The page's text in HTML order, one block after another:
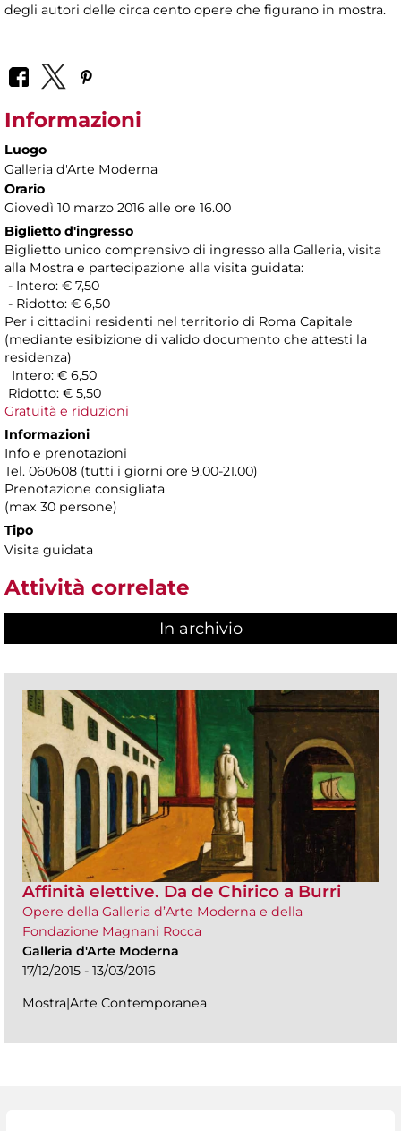
degli autori delle circa cento opere che figurano in mostra.
Informazioni
Luogo
Galleria d'Arte Moderna
Orario
Giovedì 10 marzo 2016 alle ore 16.00
Biglietto d'ingresso
Biglietto unico comprensivo di ingresso alla Galleria, visita
alla Mostra e partecipazione alla visita guidata:
- Intero: € 7,50
- Ridotto: € 6,50
Per i cittadini residenti nel territorio di Roma Capitale
(mediante esibizione di valido documento che attesti la
residenza)
Intero: € 6,50
Ridotto: € 5,50
Gratuità e riduzioni
Informazioni
Info e prenotazioni
Tel. 060608 (tutti i giorni ore 9.00-21.00)
Prenotazione consigliata
(max 30 persone)
Tipo
Visita guidata
Attività correlate
In archivio
Affinità elettive. Da de Chirico a Burri
Opere della Galleria d’Arte Moderna e della
Fondazione Magnani Rocca
Galleria d'Arte Moderna
17/12/2015 - 13/03/2016
Mostra|Arte Contemporanea